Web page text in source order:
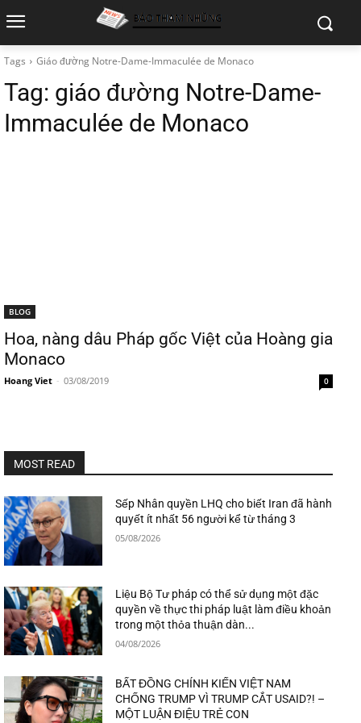
Tags Giáo đường Notre-Dame-Immaculée de Monaco
Tag: giáo đường Notre-Dame-
Immaculée de Monaco
BLOG
Hoa, nàng dâu Pháp gốc Việt của Hoàng gia
Monaco
Hoang Viet - 03/08/2019 0
MOST READ
Sếp Nhân quyền LHQ cho biết Iran đã hành
quyết ít nhất 56 người kể từ tháng 3
05/08/2026
Liệu Bộ Tư pháp có thể sử dụng một đặc
quyền về thực thi pháp luật làm điều khoản
trong một thỏa thuận dàn...
04/08/2026
BẤT ĐỒNG CHÍNH KIẾN VIỆT NAM
CHỐNG TRUMP VÌ TRUMP CẮT USAID?! –
MỘT LUẬN ĐIỆU TRẺ CON